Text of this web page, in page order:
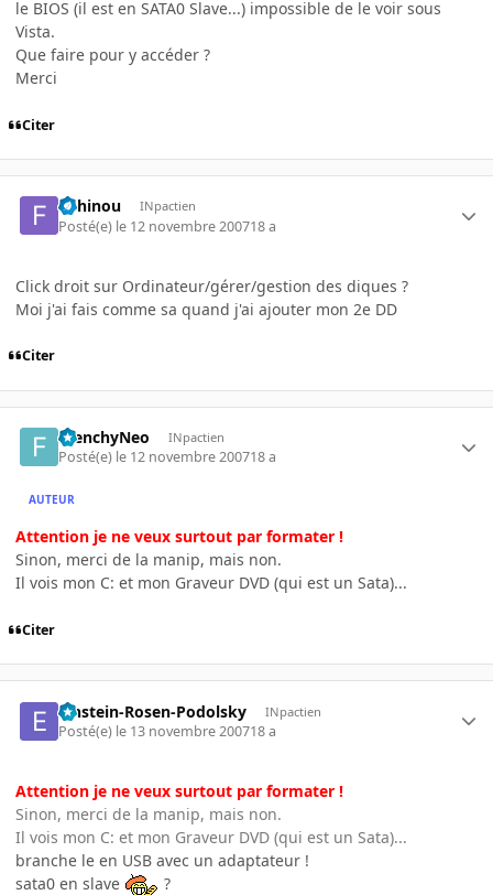
le BIOS (il est en SATA0 Slave...) impossible de le voir sous
Vista.
Que faire pour y accéder ?
Merci
Citer
fishinou INpactien
Posté(e) le 12 novembre 200718 a
Click droit sur Ordinateur/gérer/gestion des diques ?
Moi j'ai fais comme sa quand j'ai ajouter mon 2e DD
Citer
FrenchyNeo INpactien
Posté(e) le 12 novembre 200718 a
AUTEUR
Attention je ne veux surtout par formater !
Sinon, merci de la manip, mais non.
Il vois mon C: et mon Graveur DVD (qui est un Sata)...
Citer
Einstein-Rosen-Podolsky INpactien
Posté(e) le 13 novembre 200718 a
Attention je ne veux surtout par formater !
Sinon, merci de la manip, mais non.
Il vois mon C: et mon Graveur DVD (qui est un Sata)...
branche le en USB avec un adaptateur !
sata0 en slave
?